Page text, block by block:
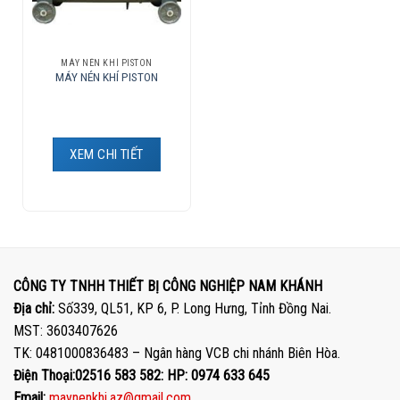
MÁY NÉN KHÍ PISTON
MÁY NÉN KHÍ PISTON
XEM CHI TIẾT
CÔNG TY TNHH THIẾT BỊ CÔNG NGHIỆP NAM KHÁNH
Địa chỉ: Số339, QL51, KP 6, P. Long Hưng, Tỉnh Đồng Nai.
MST: 3603407626
TK: 0481000836483 – Ngân hàng VCB chi nhánh Biên Hòa.
Điện Thoại:02516 583 582: HP: 0974 633 645